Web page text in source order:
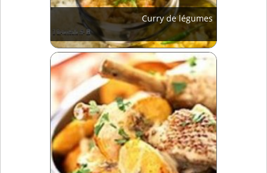
Curry de légumes